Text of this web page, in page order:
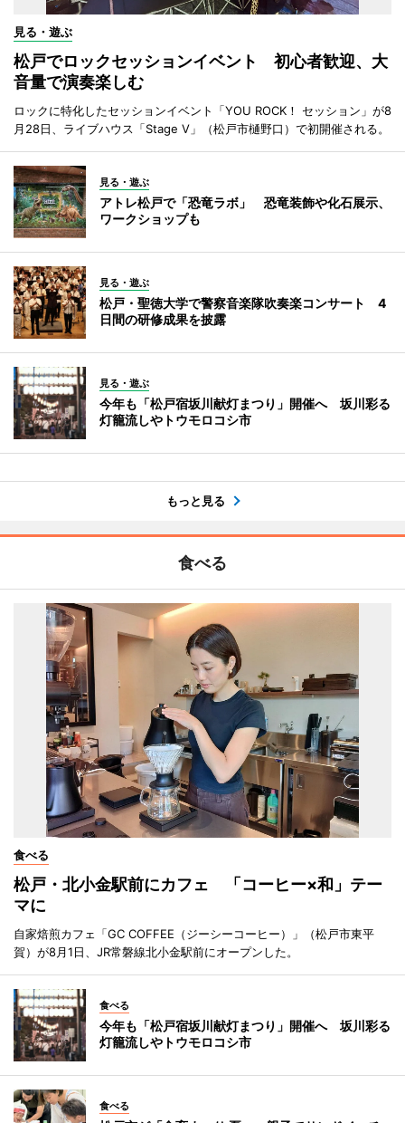
見る・遊ぶ
松戸でロックセッションイベント 初心者歓迎、大
音量で演奏楽しむ
ロックに特化したセッションイベント「YOU ROCK！ セッション」が8
月28日、ライブハウス「Stage V」（松戸市樋野口）で初開催される。
見る・遊ぶ
アトレ松戸で「恐竜ラボ」 恐竜装飾や化石展示、
ワークショップも
見る・遊ぶ
松戸・聖徳大学で警察音楽隊吹奏楽コンサート 4
日間の研修成果を披露
見る・遊ぶ
今年も「松戸宿坂川献灯まつり」開催へ 坂川彩る
灯籠流しやトウモロコシ市
もっと見る
食べる
食べる
松戸・北小金駅前にカフェ 「コーヒー×和」テー
マに
自家焙煎カフェ「GC COFFEE（ジーシーコーヒー）」（松戸市東平
賀）が8月1日、JR常磐線北小金駅前にオープンした。
食べる
今年も「松戸宿坂川献灯まつり」開催へ 坂川彩る
灯籠流しやトウモロコシ市
食べる